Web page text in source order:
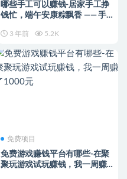
哪些手工可以赚钱-居家手工挣
钱忙，端午安康粽飘香 —— 手工
3 年前 5.2K
免费项目
免费游戏赚钱平台有哪些-在聚
聚玩游戏试玩赚钱，我一周赚了